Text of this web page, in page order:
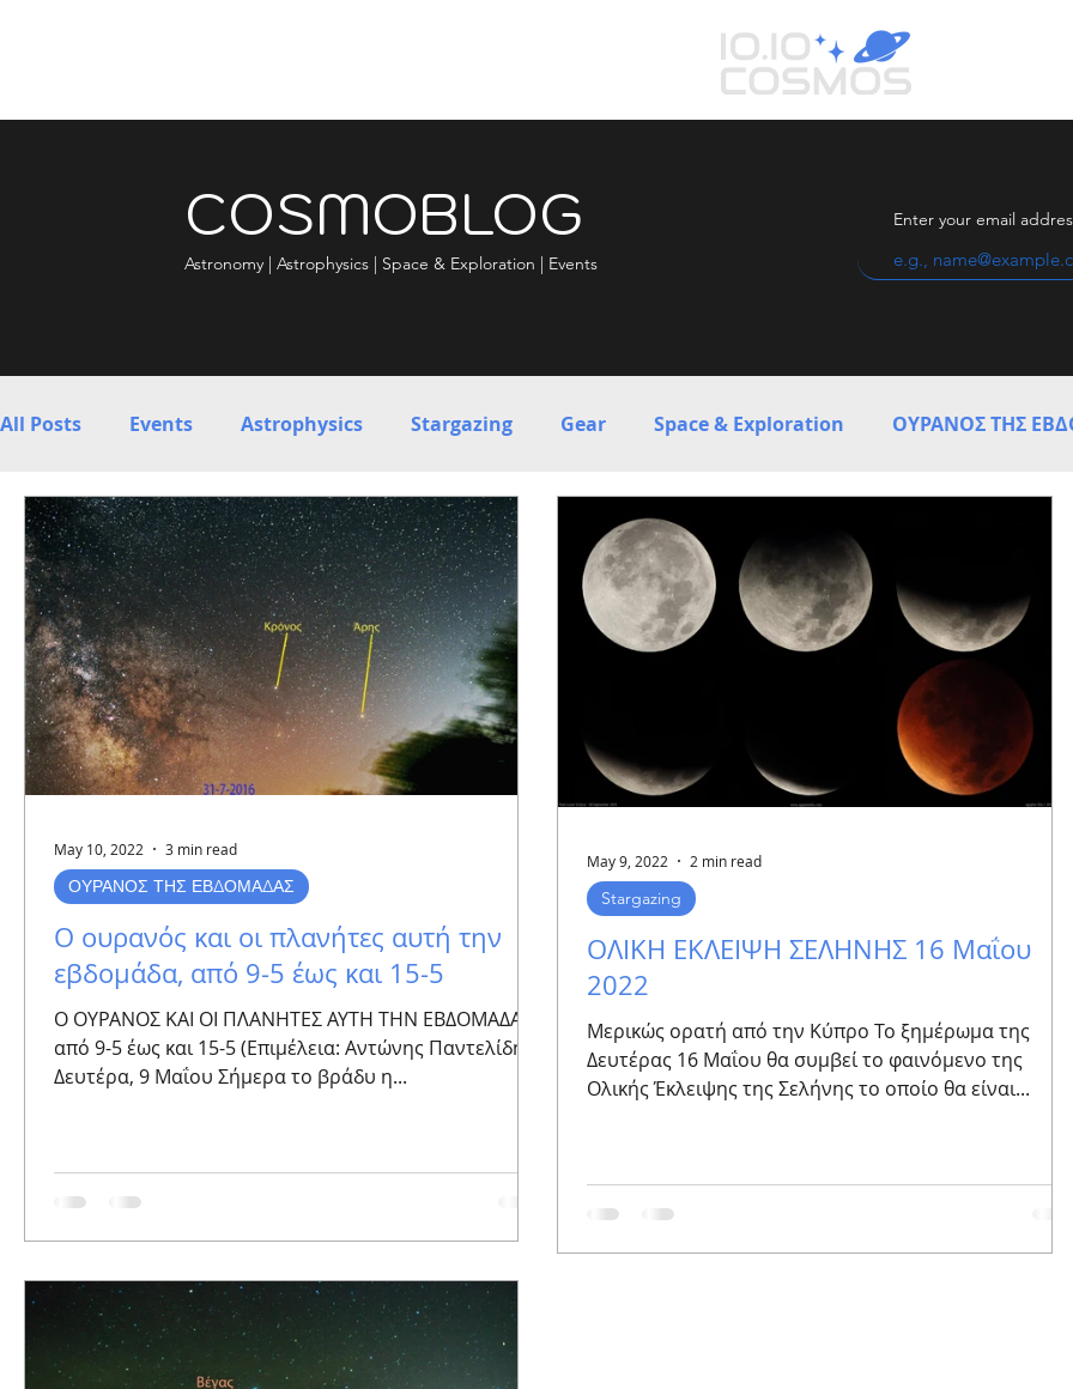
COSMOBLOG
Astronomy | Astrophysics | Space & Exploration | Events
Enter your email
All Posts Events Astrophysics Stargazing Gear Space & Exploration ΟΥΡΑΝΟΣ ΤΗΣ
Ultimate Guide to Observing News Earth CARES TROODOS OBSERVATORY
Ο ουρανός και οι πλανήτες αυτή την
εβδομάδα, από 9-5 έως και 15-5
Ο ΟΥΡΑΝΟΣ ΚΑΙ ΟΙ ΠΛΑΝΗΤΕΣ ΑΥΤΗ ΤΗΝ ΕΒΔΟΜΑΔΑ
από 9-5 έως και 15-5 (Επιμέλεια: Αντώνης Παντελίδης)
Δευτέρα, 9 Μαΐου Σήμερα το βράδυ η...
ΟΥΡΑΝΟΣ ΤΗΣ ΕΒΔΟΜΑΔΑΣ
May 10, 2022 3 min read
ΟΛΙΚΗ ΕΚΛΕΙΨΗ ΣΕΛΗΝΗΣ 16 Μαΐου
2022
Μερικώς ορατή από την Κύπρο Το ξημέρωμα της
Δευτέρας 16 Μαΐου θα συμβεί το φαινόμενο της
Ολικής Έκλειψης της Σελήνης το οποίο θα είναι...
Stargazing
May 9, 2022 2 min read